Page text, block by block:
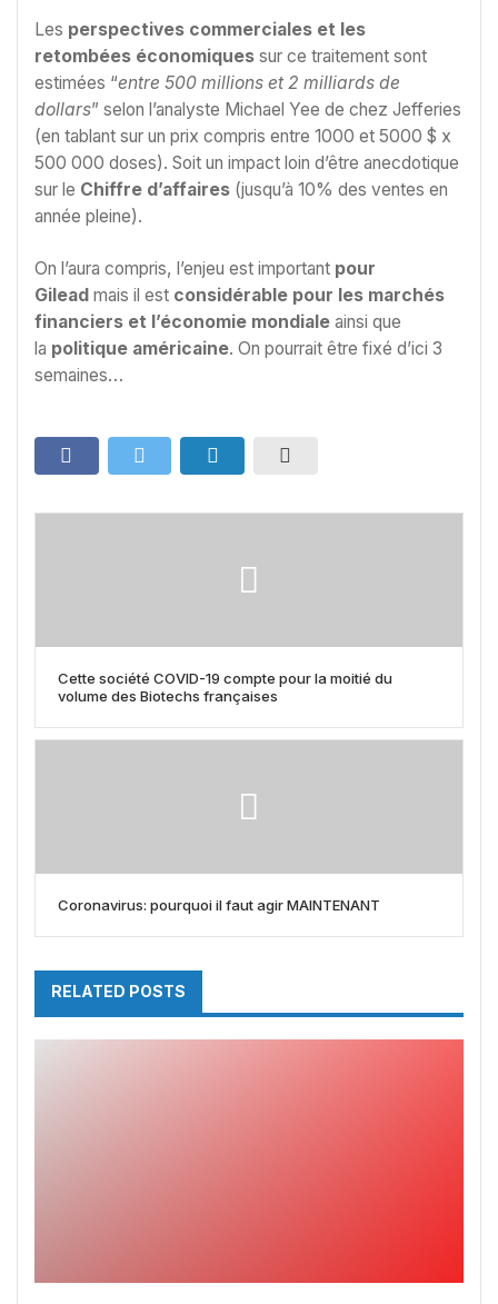
Les perspectives commerciales et les
retombées économiques sur ce traitement sont
estimées “entre 500 millions et 2 milliards de
dollars” selon l’analyste Michael Yee de chez Jefferies
(en tablant sur un prix compris entre 1000 et 5000 $ x
500 000 doses). Soit un impact loin d’être anecdotique
sur le Chiffre d’affaires (jusqu’à 10% des ventes en
année pleine).
On l’aura compris, l’enjeu est important pour
Gilead mais il est considérable pour les marchés
financiers et l’économie mondiale ainsi que
la politique américaine. On pourrait être fixé d’ici 3
semaines…
Cette société COVID-19 compte pour la moitié du
volume des Biotechs françaises
Coronavirus: pourquoi il faut agir MAINTENANT
RELATED POSTS